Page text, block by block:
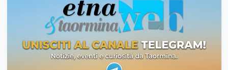
CATANIA
PUBLISERVIZI
S.P.A.
CORRUZIONE.